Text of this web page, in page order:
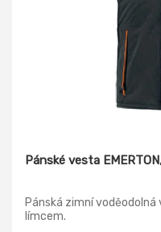
Pánské vesta
Pánská zimní
límcem.